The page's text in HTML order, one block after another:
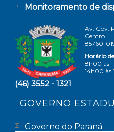
Monitoramento de
Av. Gov.
Centro
85760-
Horário
8h00 às
14h00 às
(46) 3552 - 1321
GOVERNO
Governo do Paraná